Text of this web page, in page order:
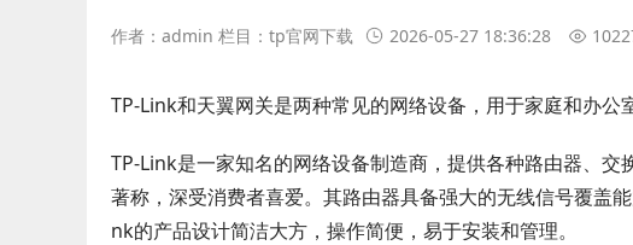
作者：admin 栏目： tp官网下载 2026-05-27 18:36:28
TP-Link和天翼网关是两种常见的网络设备，用于家庭和办公
TP-Link是一家知名的网络设备制造商，提供各种路由器、
著称，深受消费者喜爱。其路由器具备强大的无线信号覆盖
nk的产品设计简洁大方，操作简便，易于安装和管理。